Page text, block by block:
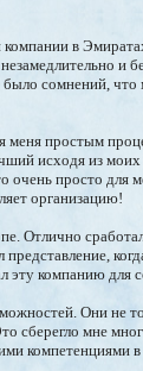
в
и
сомнений,
меня простым
исходя из
просто для
организацию!
Отлично
компанию для
Они не
сберегло мне
компетенциями